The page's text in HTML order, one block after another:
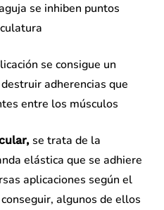
se inhiben puntos
se consigue un
adherencias que
entre los músculos
se trata de la
elástica que se adhiere
aplicaciones según el
algunos de ellos